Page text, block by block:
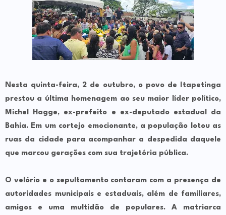
Nesta quinta-feira, 2 de outubro, o povo de Itapetinga
prestou a última homenagem ao seu maior líder político,
Michel Hagge, ex-prefeito e ex-deputado estadual da
Bahia. Em um cortejo emocionante, a população lotou as
ruas da cidade para acompanhar a despedida daquele
que marcou gerações com sua trajetória pública.
O velório e o sepultamento contaram com a presença de
autoridades municipais e estaduais, além de familiares,
amigos e uma multidão de populares. A matriarca